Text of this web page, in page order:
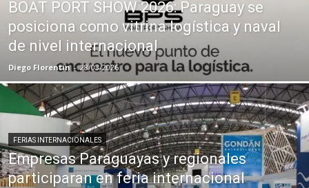
BOAT PORT SHOW 2026: Paraguay se
posiciona como vitrina logística y naval
de nivel internacional
Diego Florentin - 28/03/2026
FERIAS INTERNACIONALES
Empresas Paraguayas y regionales
participaran en feria internacional